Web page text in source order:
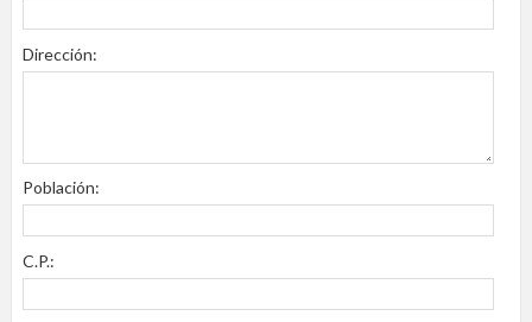
Dirección:
Población:
C.P.: